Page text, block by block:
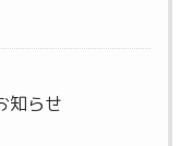
知らせ